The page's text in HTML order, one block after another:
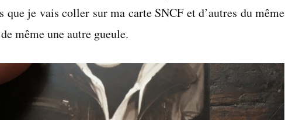
que je vais coller sur ma carte SNCF et d’autres du même
même une autre gueule.